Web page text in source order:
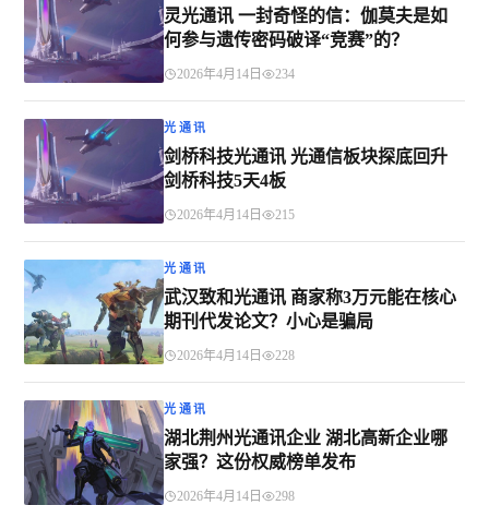
灵光通讯 一封奇怪的信：伽莫夫是如
何参与遗传密码破译“竞赛”的？
2026年4月14日 234
光通讯
剑桥科技光通讯 光通信板块探底回升
剑桥科技5天4板
2026年4月14日 215
光通讯
武汉致和光通讯 商家称3万元能在核心
期刊代发论文？小心是骗局
2026年4月14日 228
光通讯
湖北荆州光通讯企业 湖北高新企业哪
家强？这份权威榜单发布
2026年4月14日 298